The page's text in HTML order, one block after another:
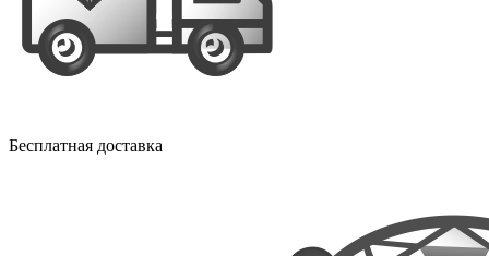
Бесплатная доставка